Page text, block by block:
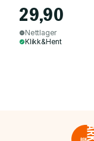
29,90
Nettlager
Klikk&Hent